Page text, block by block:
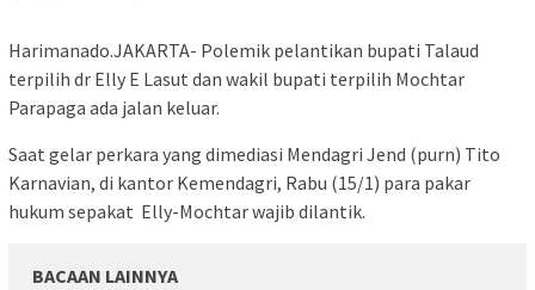
Harimanado.JAKARTA- Polemik pelantikan bupati Talaud
terpilih dr Elly E Lasut dan wakil bupati terpilih Mochtar
Parapaga ada jalan keluar.
Saat gelar perkara yang dimediasi Mendagri Jend (purn) Tito
Karnavian, di kantor Kemendagri, Rabu (15/1) para pakar
hukum sepakat Elly-Mochtar wajib dilantik.
BACAAN LAINNYA